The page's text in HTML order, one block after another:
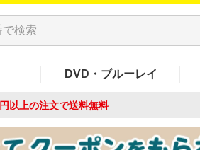
DVD・ブルーレイ
以上の注文で送料無料